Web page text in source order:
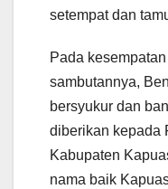
setempat dan
Pada
sambutannya,
bersyukur dan
diberikan kepada
Kabupaten
nama baik